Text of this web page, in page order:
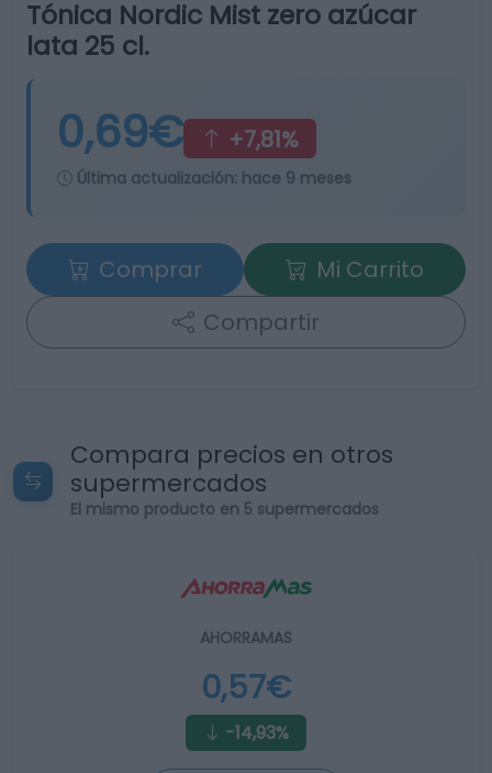
Tónica Nordic Mist zero azúcar
lata 25 cl.
0,69€ +7,81%
Última actualización: hace 9 meses
Comprar
Mi Carrito
Compartir
Compara precios en otros
supermercados
El mismo producto en 5 supermercados
AHORRAMAS
0,57€
-14,93%